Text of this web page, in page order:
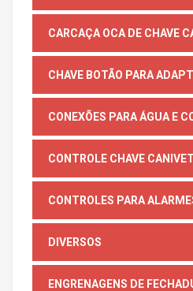
CARCAÇA OCA DE CHAVE
CHAVE BOTÃO PARA
CONEXÕES PARA ÁGUA E
CONTROLE CHAVE
CONTROLES PARA
DIVERSOS
ENGRENAGENS DE